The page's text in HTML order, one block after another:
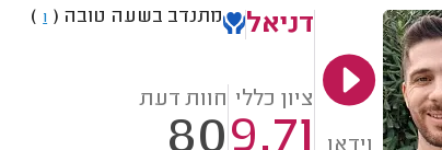
דניאל מתנדב בשעה טובה (
1
)
ציון כללי חוות דעת